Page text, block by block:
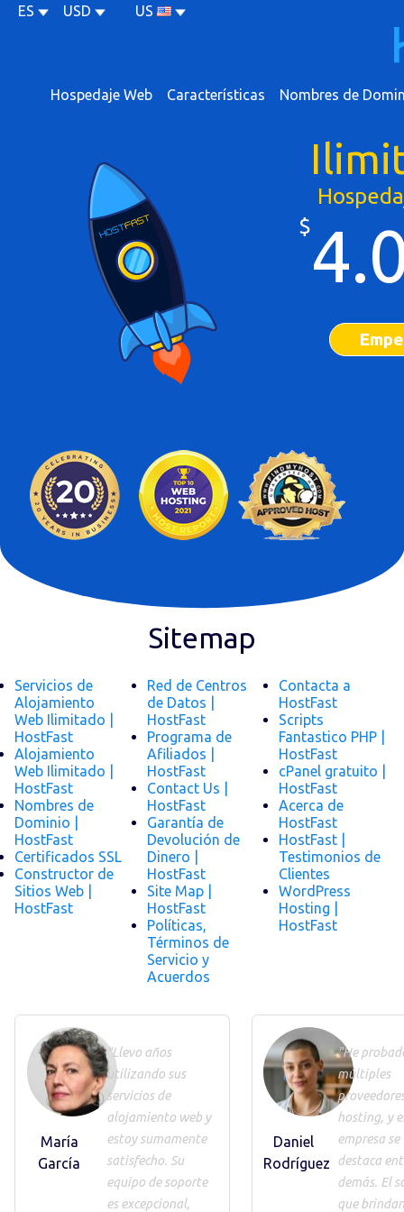
ES USD US
Hospedaje Web Características Nombres de
$
Sitemap
Servicios de
Alojamiento
Web Ilimitado |
HostFast
Alojamiento
Web Ilimitado |
HostFast
Nombres de
Dominio |
HostFast
Certificados SSL
Constructor de
Sitios Web |
HostFast
Red de Centros
de Datos |
HostFast
Programa de
Afiliados |
HostFast
Contact Us |
HostFast
Garantía de
Devolución de
Dinero |
HostFast
Site Map |
HostFast
Políticas,
Términos de
Servicio y
Acuerdos
Contacta a
HostFast
Scripts
Fantastico PHP |
HostFast
cPanel gratuito |
HostFast
Acerca de
HostFast
HostFast |
Testimonios de
Clientes
WordPress
Hosting |
HostFast
María
García
"Llevo años
utilizando sus
servicios de
alojamiento web y
estoy sumamente
satisfecho. Su
equipo de soporte
es excepcional,
Daniel
Rodríguez
"He
múltiples
hosting, y
empresa se
destaca
demás. El
que